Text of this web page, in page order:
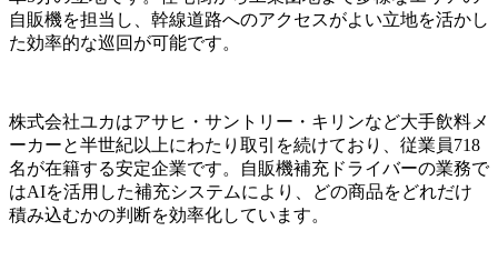
自販機を担当し、幹線道路へのアクセスがよい立地を活かし
た効率的な巡回が可能です。
株式会社ユカはアサヒ・サントリー・キリンなど大手飲料メ
ーカーと半世紀以上にわたり取引を続けており、従業員718
名が在籍する安定企業です。自販機補充ドライバーの業務で
はAIを活用した補充システムにより、どの商品をどれだけ
積み込むかの判断を効率化しています。